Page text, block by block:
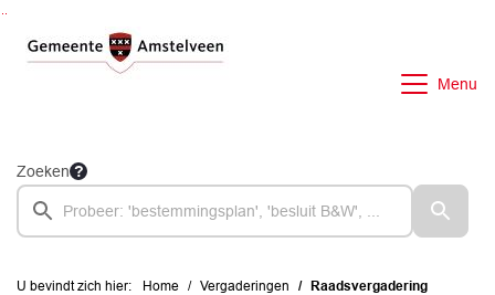
Menu
Zoeken
U bevindt zich hier: Home Vergaderingen Raadsvergadering